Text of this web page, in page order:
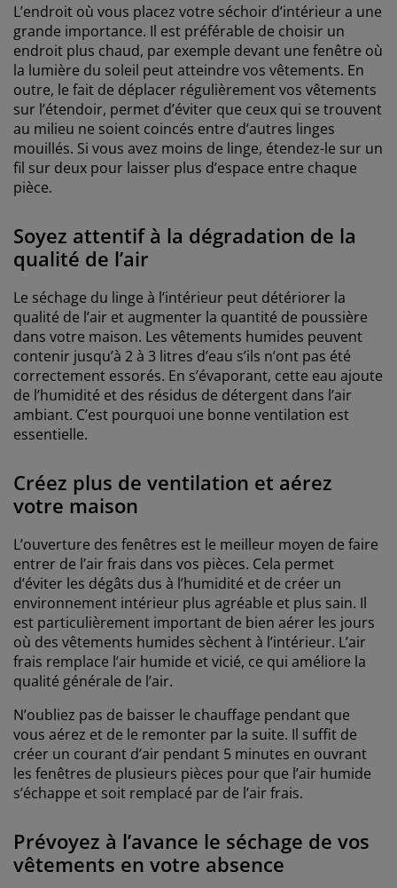
L’endroit où vous placez votre séchoir d’intérieur a une
grande importance. Il est préférable de choisir un
endroit plus chaud, par exemple devant une fenêtre où
la lumière du soleil peut atteindre vos vêtements. En
outre, le fait de déplacer régulièrement vos vêtements
sur l’étendoir, permet d’éviter que ceux qui se trouvent
au milieu ne soient coincés entre d’autres linges
mouillés. Si vous avez moins de linge, étendez-le sur un
fil sur deux pour laisser plus d’espace entre chaque
pièce.
Soyez attentif à la dégradation de la
qualité de l’air
Le séchage du linge à l’intérieur peut détériorer la
qualité de l’air et augmenter la quantité de poussière
dans votre maison. Les vêtements humides peuvent
contenir jusqu’à 2 à 3 litres d’eau s’ils n’ont pas été
correctement essorés. En s’évaporant, cette eau ajoute
de l’humidité et des résidus de détergent dans l’air
ambiant. C’est pourquoi une bonne ventilation est
essentielle.
Créez plus de ventilation et aérez
votre maison
L’ouverture des fenêtres est le meilleur moyen de faire
entrer de l’air frais dans vos pièces. Cela permet
d’éviter les dégâts dus à l’humidité et de créer un
environnement intérieur plus agréable et plus sain. Il
est particulièrement important de bien aérer les jours
où des vêtements humides sèchent à l’intérieur. L’air
frais remplace l’air humide et vicié, ce qui améliore la
qualité générale de l’air.
N’oubliez pas de baisser le chauffage pendant que
vous aérez et de le remonter par la suite. Il suffit de
créer un courant d’air pendant 5 minutes en ouvrant
les fenêtres de plusieurs pièces pour que l’air humide
s’échappe et soit remplacé par de l’air frais.
Prévoyez à l’avance le séchage de vos
vêtements en votre absence